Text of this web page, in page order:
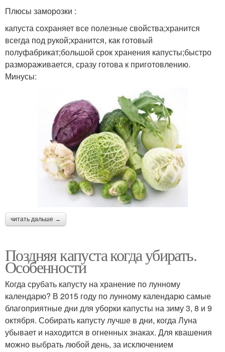
Плюсы заморозки :
капуста сохраняет все полезные свойства;хранится
всегда под рукой;хранится, как готовый
полуфабрикат;большой срок хранения капусты;быстро
размораживается, сразу готова к приготовлению.
Минусы:
читать дальше →
Поздняя капуста когда убирать.
Особенности
Когда срубать капусту на хранение по лунному
календарю? В 2015 году по лунному календарю самые
благоприятные дни для уборки капусты на зиму 3, 8 и 9
октября. Собирать капусту лучше в дни, когда Луна
убывает и находится в огненных знаках. Для квашения
можно выбрать любой день, за исключением